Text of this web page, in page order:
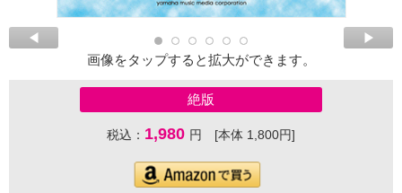
画像をタップすると拡大ができます。
絶版
税込： 1,980 円 [本体 1,800円]